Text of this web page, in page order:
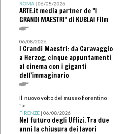
ROMA| 06/08/2026
ARTE.it media partner de "I
GRANDI MAESTRI" di KUBLAI Film
06/08/2026
I Grandi Maestri: da Caravaggio
a Herzog, cinque appuntamenti
al cinema con i giganti
dell'immaginario
Il nuovo volto del museo fiorentino
">
FIRENZE| 06/08/2026
Nel futuro degli Uffizi. Tra due
anni la chiusura dei lavori